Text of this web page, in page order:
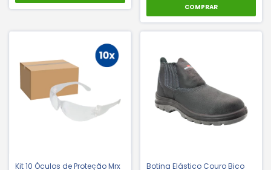
COMPRAR
Kit 10 Óculos de Proteção Mrx Botina Elástico Couro Bico